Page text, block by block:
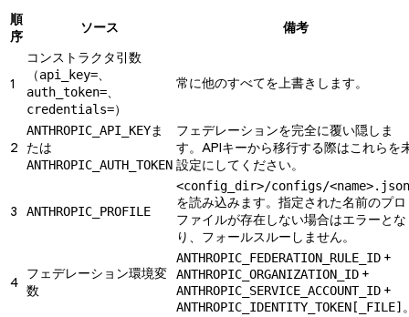
順
序
ソース 備考
1
コンストラクタ引数
（api_key=、
auth_token=、
credentials=）
常に他のすべてを上書きします。
2
ANTHROPIC_API_KEYま
たは
ANTHROPIC_AUTH_TOKEN
フェデレーションを完全に覆い隠しま
す。APIキーから移行する際はこれらを
設定にしてください。
3 ANTHROPIC_PROFILE
<config_dir>/configs/<name>.json
を読み込みます。指定された名前のプロ
ファイルが存在しない場合はエラーとな
り、フォールスルーしません。
4
フェデレーション環境変
数
ANTHROPIC_FEDERATION_RULE_ID +
ANTHROPIC_ORGANIZATION_ID +
ANTHROPIC_SERVICE_ACCOUNT_ID +
ANTHROPIC_IDENTITY_TOKEN[_FILE]